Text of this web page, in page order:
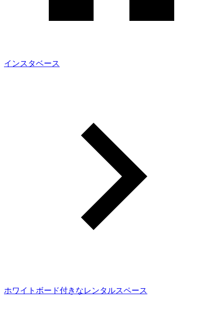
インスタベース
ホワイトボード付きなレンタルスペース